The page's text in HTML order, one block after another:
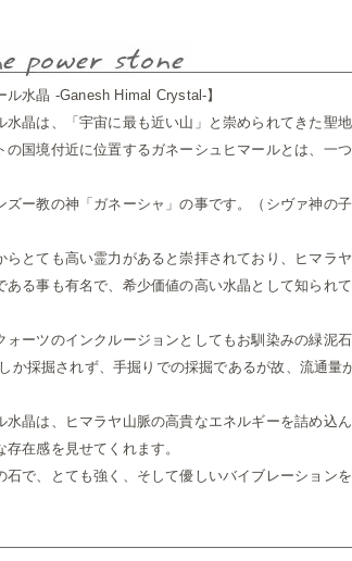
ル水晶 -Ganesh Himal Crystal-】
水晶は、「宇宙に最も近い山」と崇められてきた聖
の国境付近に位置するガネーシュヒマールとは、一
ズー教の神「ガネーシャ」の事です。（シヴァ神の子
らとても高い霊力があると崇拝されており、ヒマラ
ある事も有名で、希少価値の高い水晶として知られて
ォーツのインクルージョンとしてもお馴染みの緑泥
か採掘されず、手掘りでの採掘であるが故、流通量
水晶は、ヒマラヤ山脈の高貴なエネルギーを詰め込
在感を見せてくれます。
石で、とても強く、そして優しいバイブレーションを